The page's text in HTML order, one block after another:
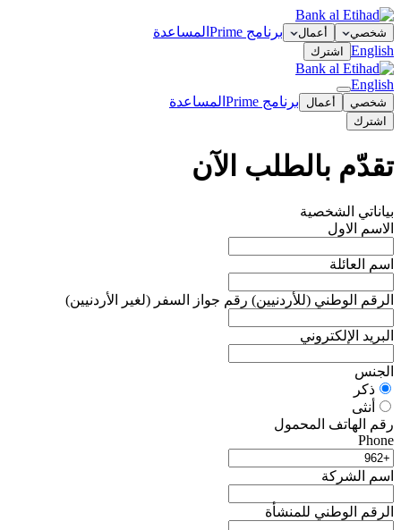
شخصي أعمال برنامج Prime
المساعدة
English
اشترك
English
شخصي أعمال برنامج Prime المساعدة
اشترك
تقدّم بالطلب الآن
بياناتي الشخصية
الاسم الاول
اسم العائلة
الرقم الوطني (للأردنيين) رقم جواز السفر (لغير الأردنيين)
البريد الإلكتروني
الجنس
ذكر
أنثى
رقم الهاتف المحمول
Phone
اسم الشركة
الرقم الوطني للمنشأة